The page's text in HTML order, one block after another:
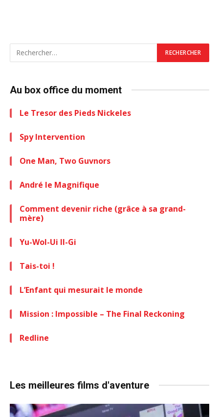
Au box office du moment
Le Tresor des Pieds Nickeles
Spy Intervention
One Man, Two Guvnors
André le Magnifique
Comment devenir riche (grâce à sa grand-
mère)
Yu-Wol-Ui Il-Gi
Tais-toi !
L’Enfant qui mesurait le monde
Mission : Impossible – The Final Reckoning
Redline
Les meilleures films d'aventure